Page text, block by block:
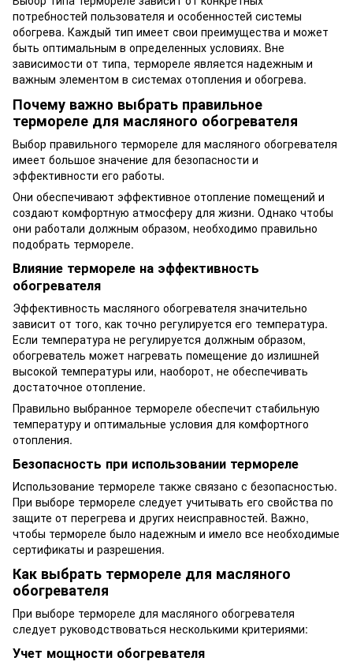
потребностей пользователя и особенностей системы
обогрева. Каждый тип имеет свои преимущества и может
быть оптимальным в определенных условиях. Вне
зависимости от типа, термореле является надежным и
важным элементом в системах отопления и обогрева.
Почему важно выбрать правильное
термореле для масляного обогревателя
Выбор правильного термореле для масляного обогревателя
имеет большое значение для безопасности и
эффективности его работы.
Они обеспечивают эффективное отопление помещений и
создают комфортную атмосферу для жизни. Однако чтобы
они работали должным образом, необходимо правильно
подобрать термореле.
Влияние термореле на эффективность
обогревателя
Эффективность масляного обогревателя значительно
зависит от того, как точно регулируется его температура.
Если температура не регулируется должным образом,
обогреватель может нагревать помещение до излишней
высокой температуры или, наоборот, не обеспечивать
достаточное отопление.
Правильно выбранное термореле обеспечит стабильную
температуру и оптимальные условия для комфортного
отопления.
Безопасность при использовании термореле
Использование термореле также связано с безопасностью.
При выборе термореле следует учитывать его свойства по
защите от перегрева и других неисправностей. Важно,
чтобы термореле было надежным и имело все необходимые
сертификаты и разрешения.
Как выбрать термореле для масляного
обогревателя
При выборе термореле для масляного обогревателя
следует руководствоваться несколькими критериями:
Учет мощности обогревателя